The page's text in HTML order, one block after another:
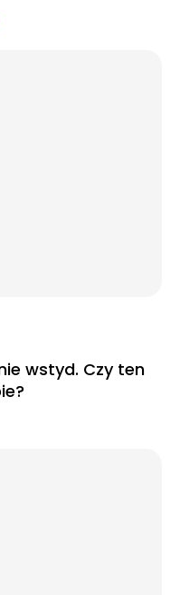
wstyd. Czy ten